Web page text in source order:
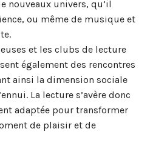
nouveaux univers, qu’il
ou même de musique et
et les clubs de lecture
également des rencontres
ainsi la dimension sociale
La lecture s’avère donc
adaptée pour transformer
de plaisir et de